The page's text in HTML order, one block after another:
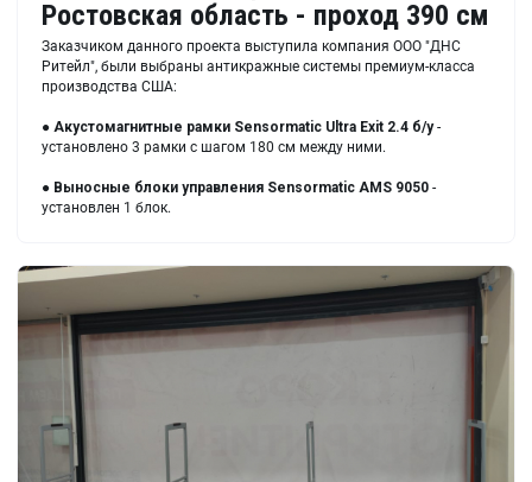
Ростовская область - проход 390 см
Заказчиком данного проекта выступила компания ООО "ДНС
Ритейл", были выбраны антикражные системы премиум-класса
производства США:
● Акустомагнитные рамки Sensormatic Ultra Exit 2.4 б/у-
установлено 3 рамки с шагом 180 см между ними.
● Выносные блоки управления Sensormatic AMS 9050 -
установлен 1 блок.